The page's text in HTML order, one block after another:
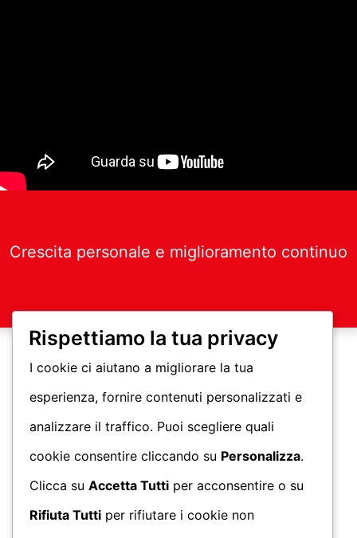
Crescita personale e miglioramento continuo
Rispettiamo la tua privacy
I cookie ci aiutano a migliorare la tua
esperienza, fornire contenuti personalizzati e
analizzare il traffico. Puoi scegliere quali
cookie consentire cliccando su Personalizza.
Clicca su Accetta Tutti per acconsentire o su
Rifiuta Tutti per rifiutare i cookie non